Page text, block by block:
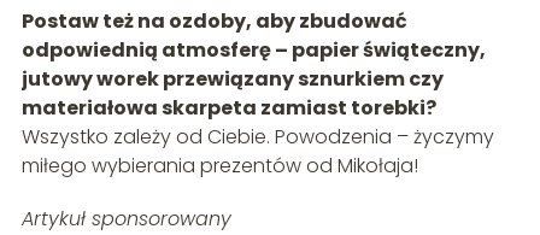
Postaw też na ozdoby, aby zbudować
odpowiednią atmosferę – papier świąteczny,
jutowy worek przewiązany sznurkiem czy
materiałowa skarpeta zamiast torebki?
Wszystko zależy od Ciebie. Powodzenia – życzymy
miłego wybierania prezentów od Mikołaja!
Artykuł sponsorowany